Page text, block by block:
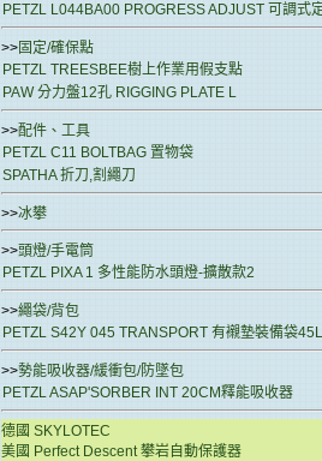
PETZL L044BA00 PROGRESS ADJUST 可調式
>>固定/確保點
PETZL TREESBEE樹上作業用假支點
PAW 分力盤12孔 RIGGING PLATE L
>>配件、工具
PETZL C11 BOLTBAG 置物袋
SPATHA 折刀,割繩刀
>>冰攀
>>頭燈/手電筒
PETZL PIXA 1 多性能防水頭燈-擴散款2
>>繩袋/背包
PETZL S42Y 045 TRANSPORT 有襯墊裝備袋45L
>>勢能吸收器/緩衝包/防墜包
PETZL ASAP'SORBER INT 20CM釋能吸收器
德國 SKYLOTEC
美國 Perfect Descent 攀岩自動保護器